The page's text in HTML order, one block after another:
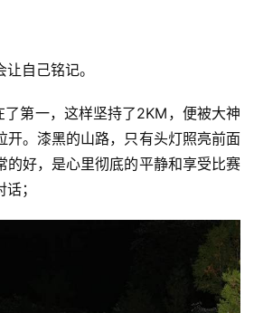
自己铭记。
了第一，这样坚持了2KM，便被大神
开。漆黑的山路，只有头灯照亮前面
的好，是心里彻底的平静和享受比赛
；